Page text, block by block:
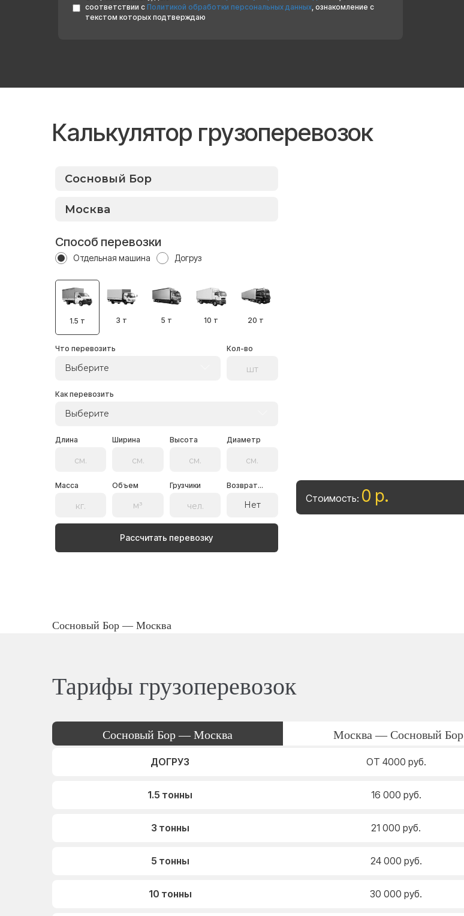
соответствии с Политикой обработки персональных данных, ознакомление с
текстом которых подтверждаю
Калькулятор грузоперевозок
Способ перевозки
Отдельная машина Догруз
1.5 т 3 т 5 т 10 т 20 т
Что перевозить
Выберите
Кол-во
Как перевозить
Выберите
Длина Ширина Высота Диаметр
Масса Объем Грузчики Возврат...
Нет
Рассчитать перевозку
Стоимость: 0 р.
Сосновый Бор — Москва
Тарифы грузоперевозок
Сосновый Бор — Москва Москва — Сосновый Бор
ДОГРУЗ ОТ 4000 руб.
1.5 тонны 16 000 руб.
3 тонны 21 000 руб.
5 тонны 24 000 руб.
10 тонны 30 000 руб.